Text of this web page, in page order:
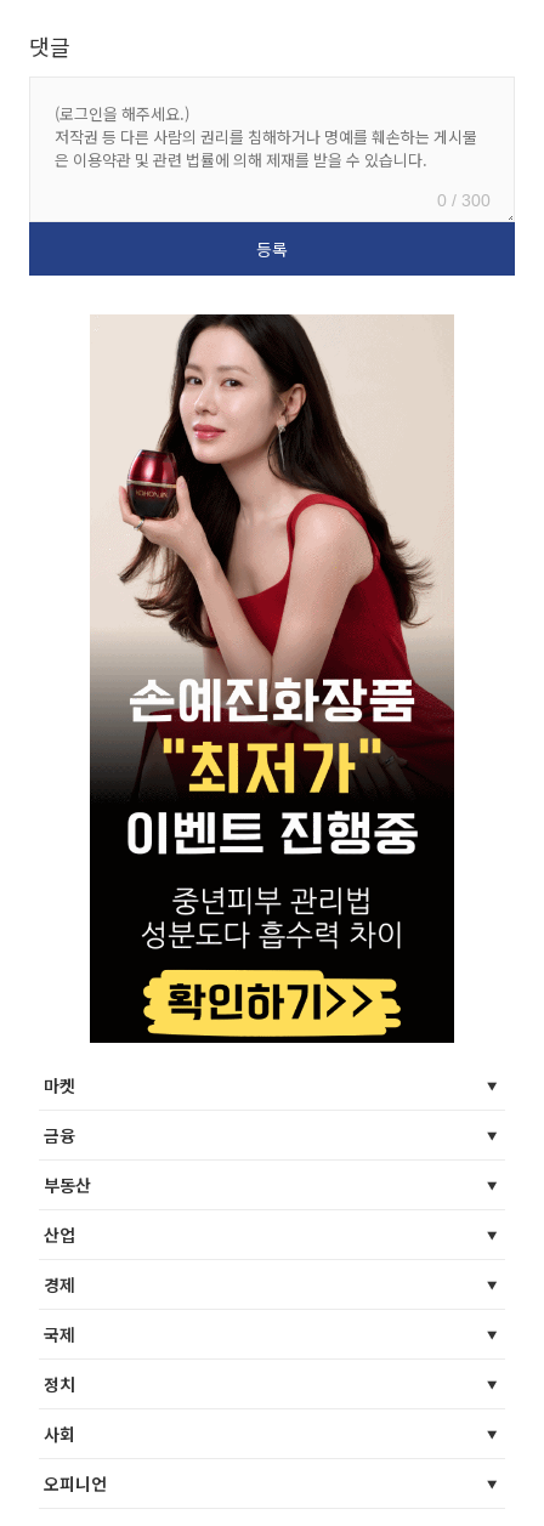
댓글
0 / 300
마켓
금융
부동산
산업
경제
국제
정치
사회
오피니언